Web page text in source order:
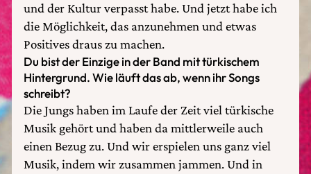
und der Kultur verpasst habe. Und jetzt habe ich
die Möglichkeit, das anzunehmen und etwas
Positives draus zu machen.
Du bist der Einzige in der Band mit türkischem
Hintergrund. Wie läuft das ab, wenn ihr Songs
schreibt?
Die Jungs haben im Laufe der Zeit viel türkische
Musik gehört und haben da mittlerweile auch
einen Bezug zu. Und wir erspielen uns ganz viel
Musik, indem wir zusammen jammen. Und in